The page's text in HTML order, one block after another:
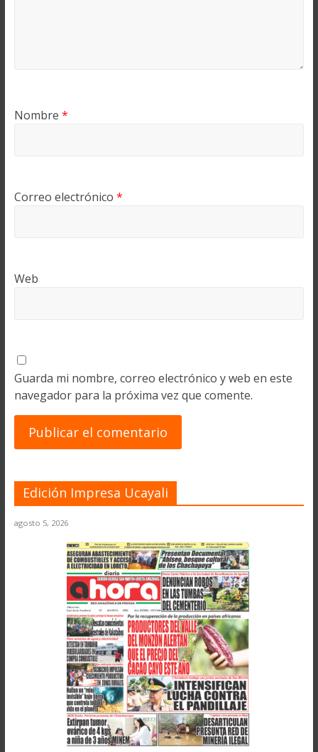
Nombre *
Correo electrónico *
Web
Guarda mi nombre, correo electrónico y web en este
navegador para la próxima vez que comente.
Edición Impresa Ucayali
agosto 5, 2026